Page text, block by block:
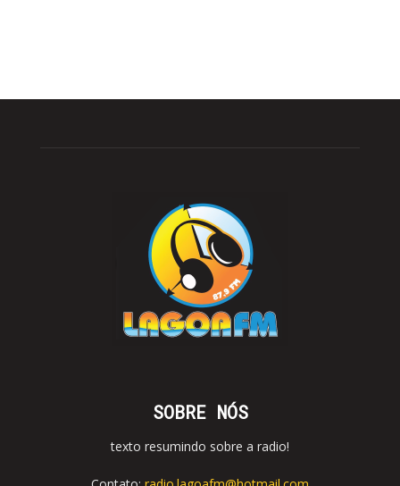
SOBRE NÓS
texto resumindo sobre a radio!